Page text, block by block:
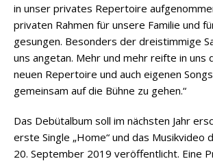
in unser privates Repertoire
privaten Rahmen für unsere Familie und
gesungen. Besonders der dreistimmige
uns angetan. Mehr und mehr reifte in uns
neuen Repertoire und auch eigenen
gemeinsam auf die Bühne zu gehen.“
Das Debütalbum soll im nächsten Jahr
erste Single „Home“ und das Musikvideo
20. September 2019 veröffentlicht. Eine